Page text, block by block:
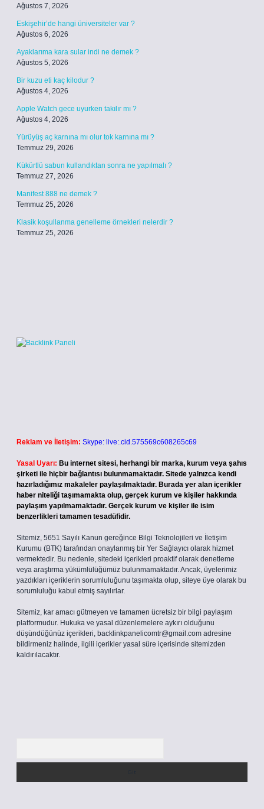
Ağustos 7, 2026
Eskişehir’de hangi üniversiteler var ?
Ağustos 6, 2026
Ayaklarıma kara sular indi ne demek ?
Ağustos 5, 2026
Bir kuzu eti kaç kilodur ?
Ağustos 4, 2026
Apple Watch gece uyurken takılır mı ?
Ağustos 4, 2026
Yürüyüş aç karnına mı olur tok karnına mı ?
Temmuz 29, 2026
Kükürtlü sabun kullandıktan sonra ne yapılmalı ?
Temmuz 27, 2026
Manifest 888 ne demek ?
Temmuz 25, 2026
Klasik koşullanma genelleme örnekleri nelerdir ?
Temmuz 25, 2026
Reklam ve İletişim: Skype: live:.cid.575569c608265c69
Yasal Uyarı: Bu internet sitesi, herhangi bir marka, kurum veya şahıs
şirketi ile hiçbir bağlantısı bulunmamaktadır. Sitede yalnızca kendi
hazırladığımız makaleler paylaşılmaktadır. Burada yer alan içerikler
haber niteliği taşımamakta olup, gerçek kurum ve kişiler hakkında
paylaşım yapılmamaktadır. Gerçek kurum ve kişiler ile isim
benzerlikleri tamamen tesadüfidir.
Sitemiz, 5651 Sayılı Kanun gereğince Bilgi Teknolojileri ve İletişim
Kurumu (BTK) tarafından onaylanmış bir Yer Sağlayıcı olarak hizmet
vermektedir. Bu nedenle, sitedeki içerikleri proaktif olarak denetleme
veya araştırma yükümlülüğümüz bulunmamaktadır. Ancak, üyelerimiz
yazdıkları içeriklerin sorumluluğunu taşımakta olup, siteye üye olarak bu
sorumluluğu kabul etmiş sayılırlar.
Sitemiz, kar amacı gütmeyen ve tamamen ücretsiz bir bilgi paylaşım
platformudur. Hukuka ve yasal düzenlemelere aykırı olduğunu
düşündüğünüz içerikleri, backlinkpanelicomtr@gmail.com adresine
bildirmeniz halinde, ilgili içerikler yasal süre içerisinde sitemizden
kaldırılacaktır.